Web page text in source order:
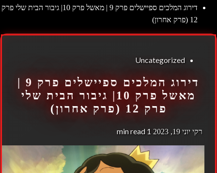
דירוג המלכים ספיישלים פרק 9 | מאשל פרק 10| גיבור הבית שלי פרק
12 (פרק אחרון)
Uncategorized
מאשל פרק 10| גיבור הבית שלי
פרק 12 (פרק אחרון)
רקי יוני 19, 2023 1 min read